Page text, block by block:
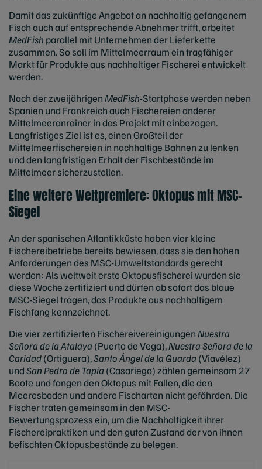
Damit das zukünftige Angebot an nachhaltig gefangenem
Fisch auch auf entsprechende Abnehmer trifft, arbeitet
MedFish parallel mit Unternehmen der Lieferkette
zusammen. So soll im Mittelmeerraum ein tragfähiger
Markt für Produkte aus nachhaltiger Fischerei entwickelt
werden.
Nach der zweijährigen MedFish-Startphase werden neben
Spanien und Frankreich auch Fischereien anderer
Mittelmeeranrainer in das Projekt mit einbezogen.
Langfristiges Ziel ist es, einen Großteil der
Mittelmeerfischereien in nachhaltige Bahnen zu lenken
und den langfristigen Erhalt der Fischbestände im
Mittelmeer sicherzustellen.
Eine weitere Weltpremiere: Oktopus mit MSC-
Siegel
An der spanischen Atlantikküste haben vier kleine
Fischereibetriebe bereits bewiesen, dass sie den hohen
Anforderungen des MSC-Umweltstandards gerecht
werden: Als weltweit erste Oktopusfischerei wurden sie
diese Woche zertifiziert und dürfen ab sofort das blaue
MSC-Siegel tragen, das Produkte aus nachhaltigem
Fischfang kennzeichnet.
Die vier zertifizierten Fischereivereinigungen Nuestra
Señora de la Atalaya(Puerto de Vega),Nuestra Señora de la
Caridad(Ortiguera),Santo Ángel de la Guarda(Viavélez)
undSan Pedro de Tapia(Casariego) zählen gemeinsam 27
Boote und fangen den Oktopus mit Fallen, die den
Meeresboden und andere Fischarten nicht gefährden. Die
Fischer traten gemeinsam in den MSC-
Bewertungsprozess ein, um die Nachhaltigkeit ihrer
Fischereipraktiken und den guten Zustand der von ihnen
befischten Oktopusbestände zu belegen.